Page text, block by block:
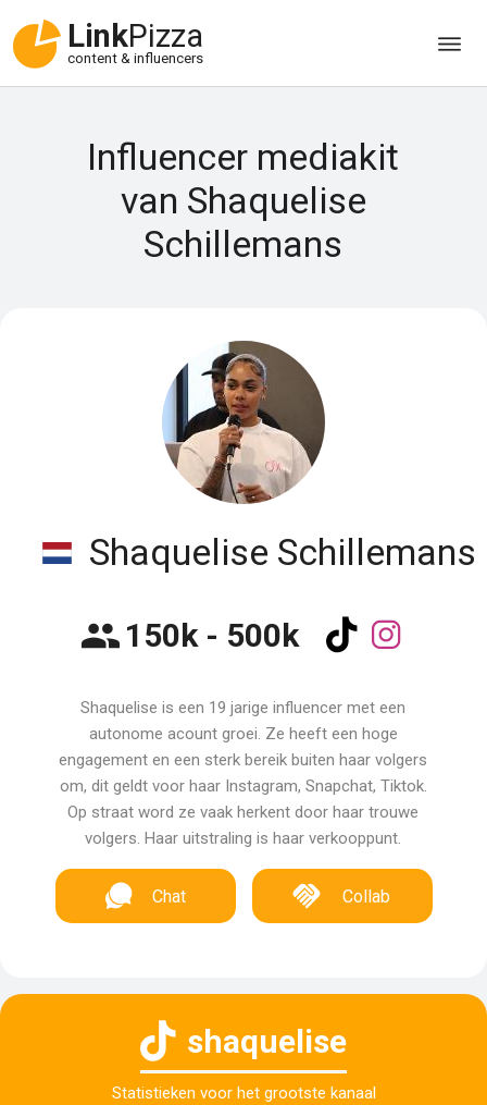
LinkPizza
content & influencers
Influencer mediakit
van Shaquelise
Schillemans
Shaquelise Schillemans
150k - 500k
Shaquelise is een 19 jarige influencer met een
autonome acount groei. Ze heeft een hoge
engagement en een sterk bereik buiten haar volgers
om, dit geldt voor haar Instagram, Snapchat, Tiktok.
Op straat word ze vaak herkent door haar trouwe
volgers. Haar uitstraling is haar verkooppunt.
Chat Collab
shaquelise
Statistieken voor het grootste kanaal